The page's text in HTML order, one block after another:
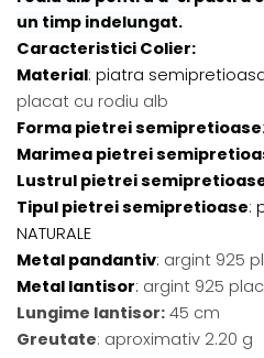
un timp indelungat.
Caracteristici Colier:
Material: piatra
placat cu rodiu alb
Forma pietrei semipretioase
Marimea pietrei
Lustrul pietrei
Tipul pietrei semipretioase:
NATURALE
Metal pandantiv: argint 925
Metal lantisor: argint 925
Lungime lantisor: 45 cm
Greutate: aproximativ 2.20 g